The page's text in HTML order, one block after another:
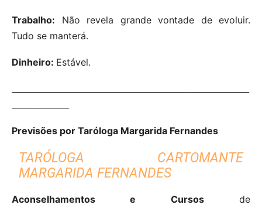
Trabalho: Não revela grande vontade de evoluir.
Tudo se manterá.
Dinheiro: Estável.
Previsões por Taróloga Margarida Fernandes
TARÓLOGA CARTOMANTE
MARGARIDA FERNANDES
Aconselhamentos e Cursosde